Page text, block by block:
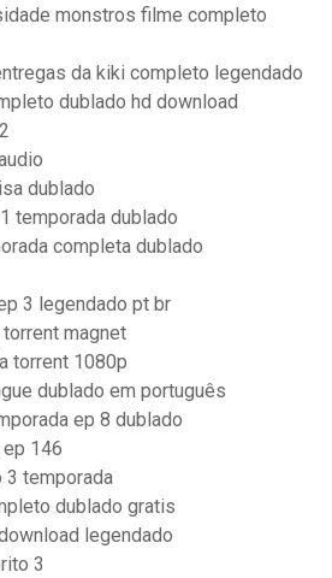
monstros filme completo
da kiki completo legendado
dublado hd download
dublado
temporada dublado
completa dublado
3 legendado pt br
magnet
torrent 1080p
dublado em português
ep 8 dublado
146
3 temporada
dublado gratis
legendado
3